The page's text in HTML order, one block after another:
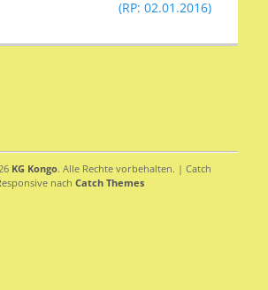
(RP: 02.01.2016)
KG Kongo. Alle Rechte vorbehalten. | Catch
nach Catch Themes